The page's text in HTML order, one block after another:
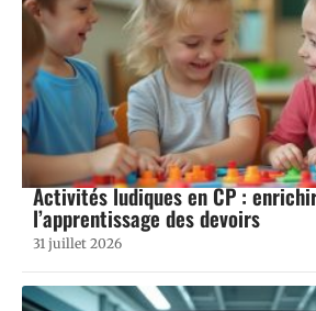
Activités ludiques en CP :
l’apprentissage des devoirs
31 juillet 2026